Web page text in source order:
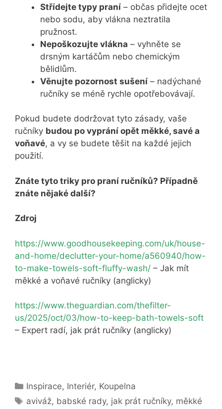
Střídejte typy praní – občas přidejte ocet
nebo sodu, aby vlákna neztratila
pružnost.
Nepoškozujte vlákna – vyhněte se
drsným kartáčům nebo chemickým
bělidlům.
Věnujte pozornost sušení – nadýchané
ručníky se méně rychle opotřebovávají.
Pokud budete dodržovat tyto zásady, vaše
ručníky budou po vyprání opět měkké, savé a
voňavé, a vy se budete těšit na každé jejich
použití.
Znáte tyto triky pro praní ručníků? Případně
znáte nějaké další?
Zdroj
https://www.goodhousekeeping.com/uk/house-
and-home/declutter-your-home/a560940/how-
to-make-towels-soft-fluffy-wash/ – Jak mít
měkké a voňavé ručníky (anglicky)
https://www.theguardian.com/thefilter-
us/2025/oct/03/how-to-keep-bath-towels-soft
– Expert radí, jak prát ručníky (anglicky)
Rubriky
Inspirace, Interiér, Koupelna
Štítky
aviváž, babské rady, jak prát ručníky, měkké